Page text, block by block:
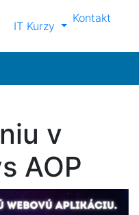
IT Kurzy
Kontakt
v
AOP